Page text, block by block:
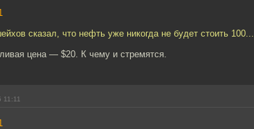
сказал, что нефть уже никогда не будет стоить 100...
цена — $20. К чему и стремятся.